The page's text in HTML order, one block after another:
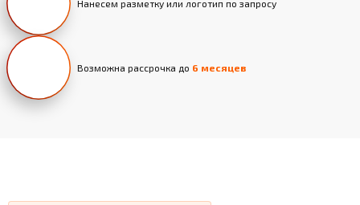
Нанесем разметку или логотип по запросу
Возможна рассрочка до 6 месяцев